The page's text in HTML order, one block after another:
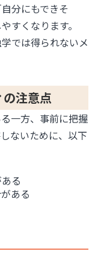
分にもできそ
すくなります。
では得られないメ
注意点
一方、事前に把握
ないために、以下
る
ある